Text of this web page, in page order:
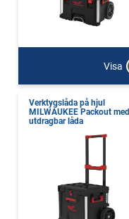
Visa
Verktygslåda på hjul
MILWAUKEE Packout med
utdragbar låda